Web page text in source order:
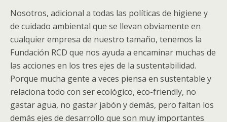
Nosotros, adicional a todas las políticas de higiene y
de cuidado ambiental que se llevan obviamente en
cualquier empresa de nuestro tamaño, tenemos la
Fundación RCD que nos ayuda a encaminar muchas de
las acciones en los tres ejes de la sustentabilidad.
Porque mucha gente a veces piensa en sustentable y
relaciona todo con ser ecológico, eco-friendly, no
gastar agua, no gastar jabón y demás, pero faltan los
demás ejes de desarrollo que son muy importantes